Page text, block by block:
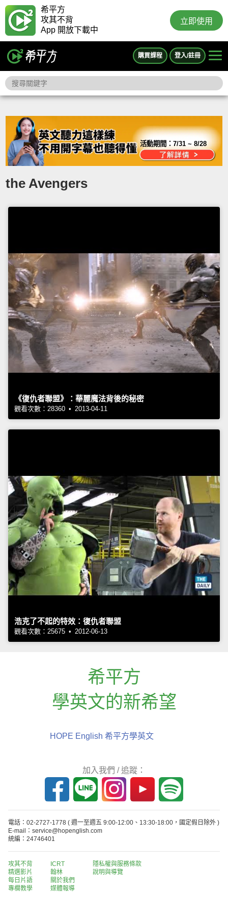
希平方
攻其不背
App 開放下載中
立即使用
購買課程 登入/註冊
活動期間：7/31 ~ 8/28
the Avengers
《復仇者聯盟》：華麗魔法背後的秘密
觀看次數：28360 • 2013-04-11
浩克了不起的特效：復仇者聯盟
觀看次數：25675 • 2012-06-13
希平方
學英文的新希望
HOPE English 希平方學英文
加入我們 / 追蹤：
電話：02-2727-1778 ( 週一至週五 9:00-12:00、13:30-18:00，國定假日除外 )
E-mail：service@hopenglish.com
統編：24746401
攻其不背
精選影片
每日片語
專欄教學
ICRT
翰林
關於我們
媒體報導
隱私權與服務條款
說明與導覽